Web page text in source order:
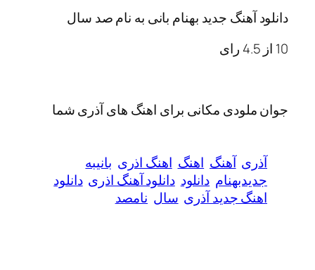
جدید بهنام بانی به نام صد سال
رای
مکانی برای اهنگ های آذری شما
اهنگ اهنگ اذری بانیبه
دانلود دانلود آهنگ اذری دانلود
جدید آذری سال نامصد